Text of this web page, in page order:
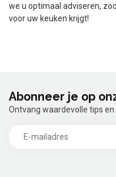
we u optimaal adviseren,
voor uw keuken krijgt!
Abonneer je op
Ontvang waardevolle tips